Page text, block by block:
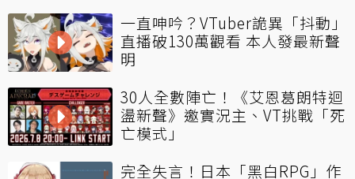
一直呻吟？VTuber詭異「抖動」
直播破130萬觀看 本人發最新聲
明
30人全數陣亡！《艾恩葛朗特迴
盪新聲》邀實況主、VT挑戰「死
亡模式」
完全失言！日本「黑白RPG」作